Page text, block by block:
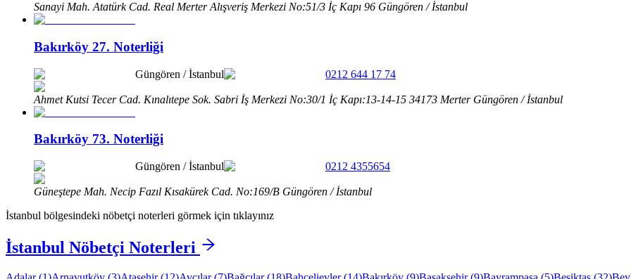
Sanayi Mah. Atatürk Cad. Real Merter Alışveriş Merkezi No:51/3 İç Kapı 96 Güngören / İstanbul
Bakırköy 27. Noterliği
Güngören /İstanbul 0212 644 17 74
Ahmet Kutsi Tecer Cad. Kınalıtepe Sok. Sabri İş Merkezi No:30/1 İç Kapı:13-14-15 34173 Merter Güngören / İstanbul
Bakırköy 73. Noterliği
Güngören /İstanbul 0212 4355654
Güneştepe Mah. Necip Fazıl Kısakürek Cad. No:169/B Güngören / İstanbul
İstanbul bölgesindeki nöbetçi noterleri görmek için tıklayınız
İstanbul Nöbetçi Noterleri